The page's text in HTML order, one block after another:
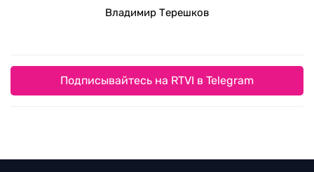
Владимир Терешков
Подписывайтесь на RTVI в Telegram